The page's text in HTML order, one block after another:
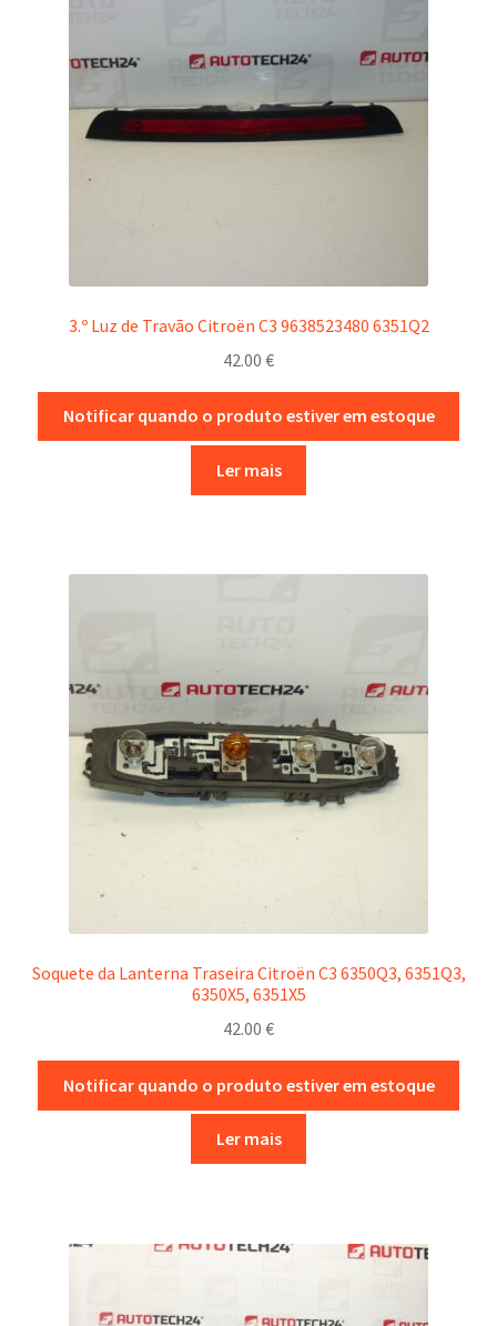
3.º Luz de Travão Citroën C3 9638523480 6351Q2
42.00 €
Notificar quando o produto estiver em estoque
Ler mais
Soquete da Lanterna Traseira Citroën C3 6350Q3, 6351Q3,
6350X5, 6351X5
42.00 €
Notificar quando o produto estiver em estoque
Ler mais